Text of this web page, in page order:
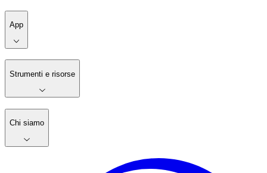
App
Strumenti e risorse
Chi siamo